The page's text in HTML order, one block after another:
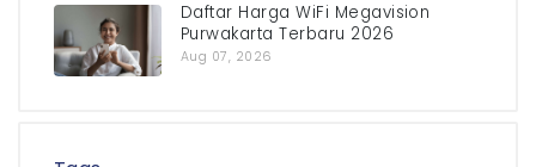
Daftar Harga WiFi Megavision
Purwakarta Terbaru 2026
Aug 07, 2026